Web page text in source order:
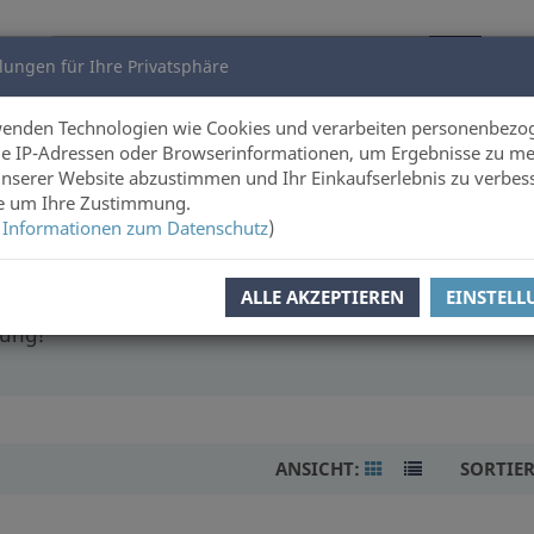
für Ihre Privatsphäre
Technologien wie Cookies und verarbeiten
IP-Adressen oder Browserinformationen, um Ergebnisse zu
Website abzustimmen und Ihr Einkaufserlebnis zu
um Ihre Zustimmung.
zum Datenschutz)
ALLE AKZEPTIEREN
Über uns
Erlebnissen anderer Menschen zu lauschen.
ANSICHT: